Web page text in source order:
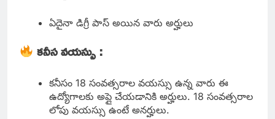
ఏదైనా డిగ్రీ పాస్ అయిన వారు అర్హులు
కనీస వయస్సు :
కనీసం 18 సంవత్సరాల వయస్సు ఉన్న వారు ఈ
ఉద్యోగాలకు అప్లై చేయడానికి అర్హులు. 18 సంవత్సరాల
లోపు వయస్సు ఉంటే అనర్హులు.